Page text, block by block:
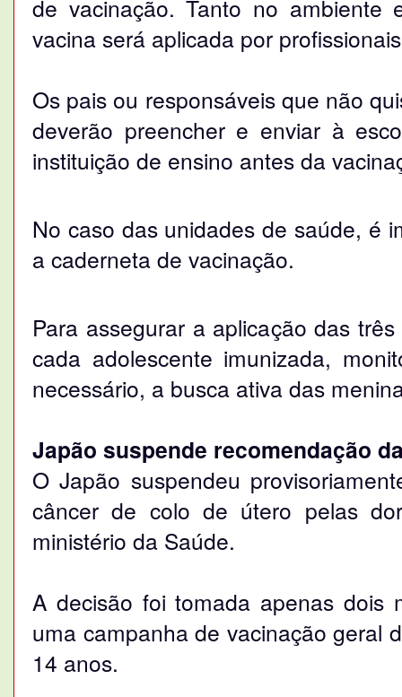
de vacinação. Tanto no
vacina será aplicada por
Os pais ou responsáveis que não
deverão preencher e enviar à
instituição de ensino antes da
No caso das unidades de saúde, é
a caderneta de vacinação.
Para assegurar a aplicação das
cada adolescente imunizada,
necessário, a busca ativa das
Japão suspende recomendação
O Japão suspendeu
câncer de colo de útero pelas
ministério da Saúde.
A decisão foi tomada apenas dois
uma campanha de vacinação geral
14 anos.